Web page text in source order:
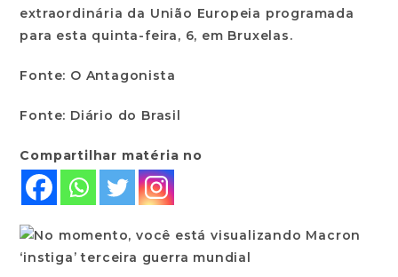
extraordinária da União Europeia programada
para esta quinta-feira, 6, em Bruxelas.
Fonte: O Antagonista
Fonte: Diário do Brasil
Compartilhar matéria no